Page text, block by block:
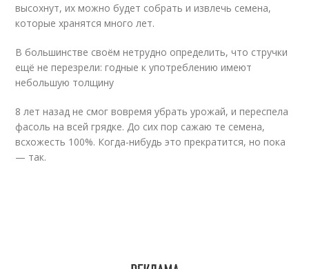
высохнут, их можно будет собрать и извлечь семена,
которые хранятся много лет.
В большинстве своём нетрудно определить, что стручки
ещё не перезрели: годные к употреблению имеют
небольшую толщину
8 лет назад не смог вовремя убрать урожай, и переспела
фасоль на всей грядке. До сих пор сажаю те семена,
всхожесть 100%. Когда-нибудь это прекратится, но пока
— так.